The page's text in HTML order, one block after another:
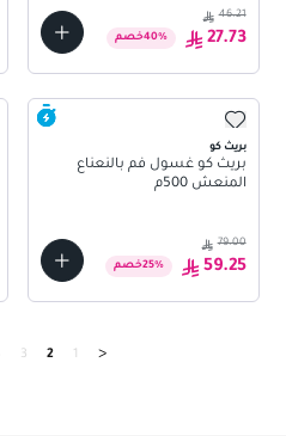
46.21
27.73
40% خصم
بريث كو
بريث كو غسول فم بالنعناع
المنعش 500م
79.00
59.25
25% خصم
<
1
2
3